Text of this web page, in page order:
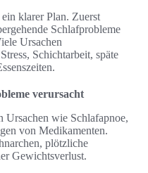
klarer Plan. Zuerst
Schlafprobleme
Ursachen
Schichtarbeit, späte
verursacht
Ursachen wie Schlafapnoe,
von Medikamenten.
plötzliche
Gewichtsverlust.